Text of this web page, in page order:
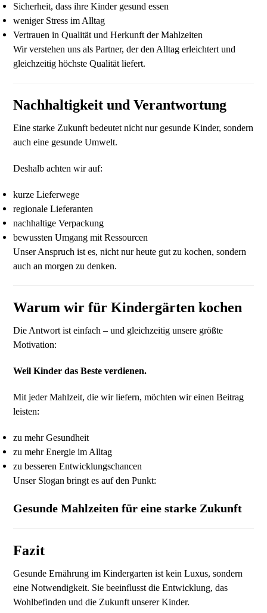
Sicherheit, dass ihre Kinder gesund essen
weniger Stress im Alltag
Vertrauen in Qualität und Herkunft der Mahlzeiten
Wir verstehen uns als Partner, der den Alltag erleichtert und
gleichzeitig höchste Qualität liefert.
Nachhaltigkeit und Verantwortung
Eine starke Zukunft bedeutet nicht nur gesunde Kinder, sondern
auch eine gesunde Umwelt.
Deshalb achten wir auf:
kurze Lieferwege
regionale Lieferanten
nachhaltige Verpackung
bewussten Umgang mit Ressourcen
Unser Anspruch ist es, nicht nur heute gut zu kochen, sondern
auch an morgen zu denken.
Warum wir für Kindergärten kochen
Die Antwort ist einfach – und gleichzeitig unsere größte
Motivation:
Weil Kinder das Beste verdienen.
Mit jeder Mahlzeit, die wir liefern, möchten wir einen Beitrag
leisten:
zu mehr Gesundheit
zu mehr Energie im Alltag
zu besseren Entwicklungschancen
Unser Slogan bringt es auf den Punkt:
Gesunde Mahlzeiten für eine starke Zukunft
Fazit
Gesunde Ernährung im Kindergarten ist kein Luxus, sondern
eine Notwendigkeit. Sie beeinflusst die Entwicklung, das
Wohlbefinden und die Zukunft unserer Kinder.